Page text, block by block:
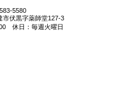
5580
市伏黒字薬師堂127-3
休日：毎週火曜日